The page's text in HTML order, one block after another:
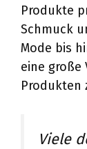
Produkte
Schmuck
Mode bis
eine große
Produkten
Viele